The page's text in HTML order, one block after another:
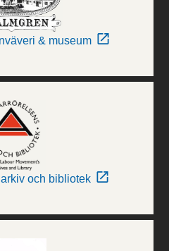
& museum
och bibliotek